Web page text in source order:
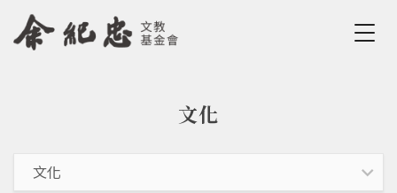
Jump to Navigation
Jump to Main content
文化